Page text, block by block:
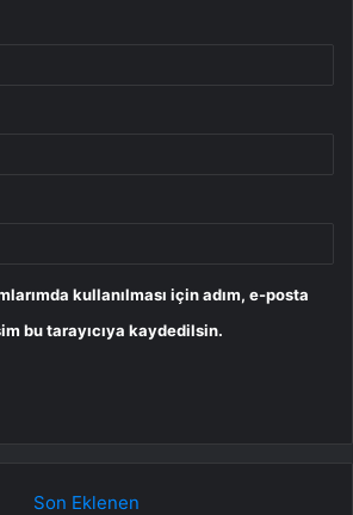
kullanılması için adım, e-posta
bu tarayıcıya kaydedilsin.
Son Eklenen